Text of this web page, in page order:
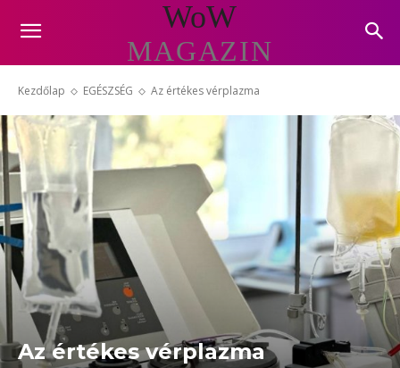
WoW
MAGAZIN
Kezdőlap EGÉSZSÉG Az értékes vérplazma
Az értékes vérplazma